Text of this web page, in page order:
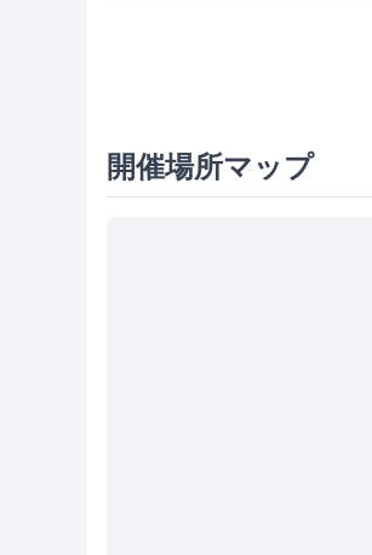
開催場所マップ